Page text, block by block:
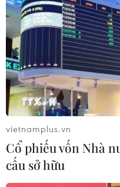
vietnamplus.vn
Cổ phiếu vốn Nhà
cấu sở hữu